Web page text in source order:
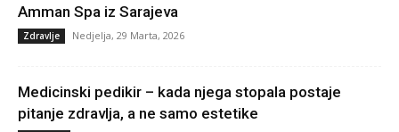
Amman Spa iz Sarajeva
Zdravlje Nedjelja, 29 Marta, 2026
Medicinski pedikir – kada njega stopala postaje
pitanje zdravlja, a ne samo estetike